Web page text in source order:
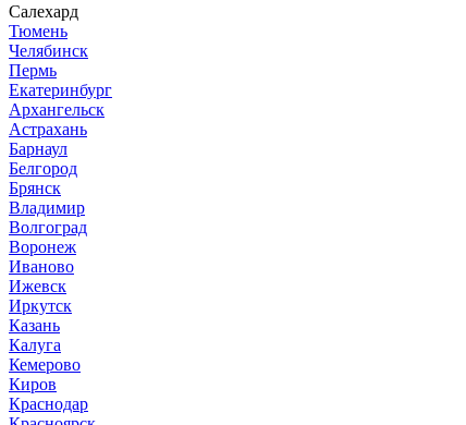
Салехард
Тюмень
Челябинск
Пермь
Екатеринбург
Архангельск
Астрахань
Барнаул
Белгород
Брянск
Владимир
Волгоград
Воронеж
Иваново
Ижевск
Иркутск
Казань
Калуга
Кемерово
Киров
Краснодар